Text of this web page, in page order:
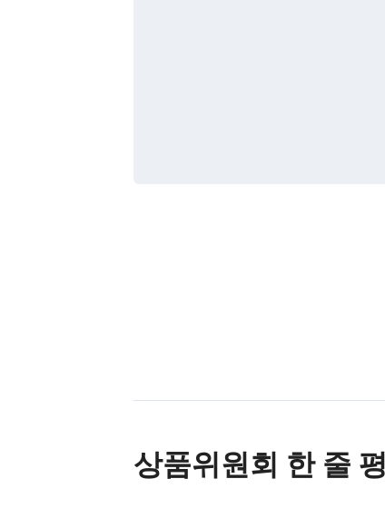
상품위원회 한 줄 평